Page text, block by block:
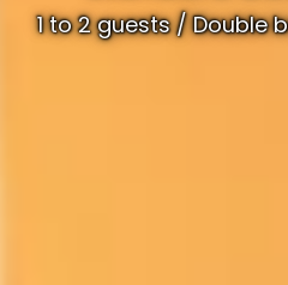
1 to 2 guests / Double